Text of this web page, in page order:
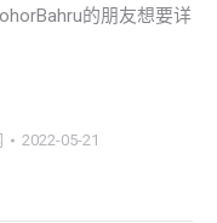
的朋友想要详
2022-05-21